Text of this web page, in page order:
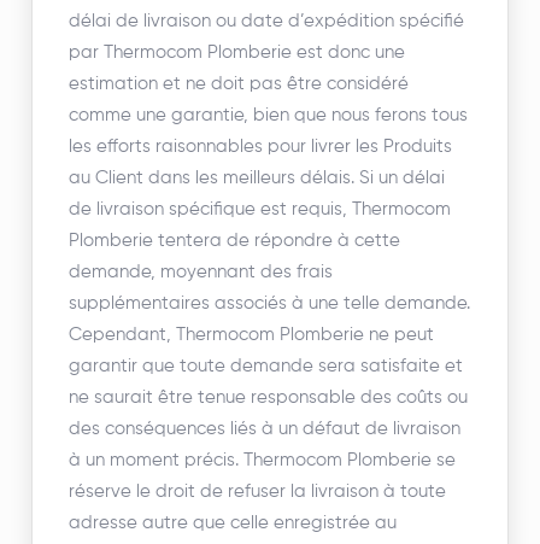
délai de livraison ou date d’expédition spécifié
par Thermocom Plomberie est donc une
estimation et ne doit pas être considéré
comme une garantie, bien que nous ferons tous
les efforts raisonnables pour livrer les Produits
au Client dans les meilleurs délais. Si un délai
de livraison spécifique est requis, Thermocom
Plomberie tentera de répondre à cette
demande, moyennant des frais
supplémentaires associés à une telle demande.
Cependant, Thermocom Plomberie ne peut
garantir que toute demande sera satisfaite et
ne saurait être tenue responsable des coûts ou
des conséquences liés à un défaut de livraison
à un moment précis. Thermocom Plomberie se
réserve le droit de refuser la livraison à toute
adresse autre que celle enregistrée au